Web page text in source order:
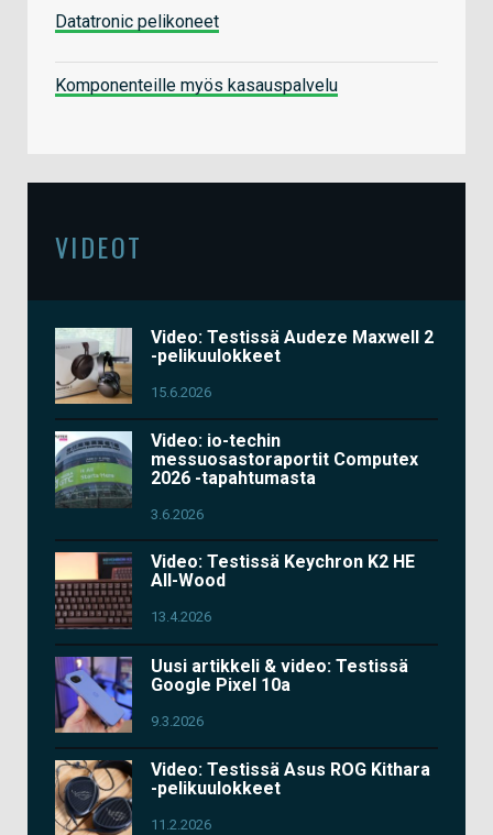
Datatronic pelikoneet
Komponenteille myös kasauspalvelu
VIDEOT
Video: Testissä Audeze Maxwell 2
-pelikuulokkeet
15.6.2026
Video: io-techin
messuosastoraportit Computex
2026 -tapahtumasta
3.6.2026
Video: Testissä Keychron K2 HE
All-Wood
13.4.2026
Uusi artikkeli & video: Testissä
Google Pixel 10a
9.3.2026
Video: Testissä Asus ROG Kithara
-pelikuulokkeet
11.2.2026